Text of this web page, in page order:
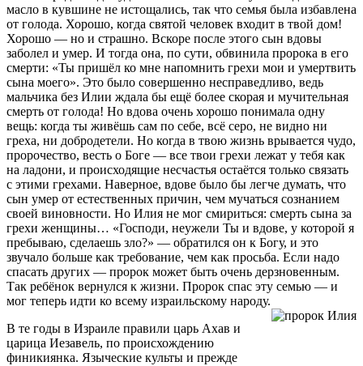
масло в кувшине не истощались, так что семья была избавлена
от голода. Хорошо, когда святой человек входит в твой дом!
Хорошо — но и страшно. Вскоре после этого сын вдовы
заболел и умер. И тогда она, по сути, обвинила пророка в его
смерти: «Ты пришёл ко мне напомнить грехи мои и умертвить
сына моего». Это было совершенно несправедливо, ведь
мальчика без Илии ждала бы ещё более скорая и мучительная
смерть от голода! Но вдова очень хорошо понимала одну
вещь: когда ты живёшь сам по себе, всё серо, не видно ни
греха, ни добродетели. Но когда в твою жизнь врывается чудо,
пророчество, весть о Боге — все твои грехи лежат у тебя как
на ладони, и происходящие несчастья остаётся только связать
с этими грехами. Наверное, вдове было бы легче думать, что
сын умер от естественных причин, чем мучаться сознанием
своей виновности. Но Илия не мог смириться: смерть сына за
грехи женщины… «Господи, неужели Ты и вдове, у которой я
пребываю, сделаешь зло?» — обратился он к Богу, и это
звучало больше как требование, чем как просьба. Если надо
спасать других — пророк может быть очень дерзновенным.
Так ребёнок вернулся к жизни. Пророк спас эту семью — и
мог теперь идти ко всему израильскому народу.
В те годы в Израиле правили царь Ахав и
царица Иезавель, по происхождению
финикиянка. Языческие культы и прежде